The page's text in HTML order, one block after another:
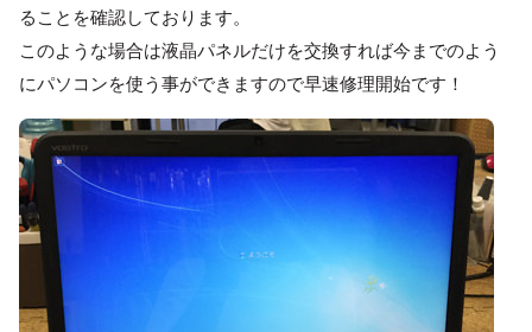
ることを確認しております。
このような場合は液晶パネルだけを交換すれば今までのよう
にパソコンを使う事ができますので早速修理開始です！